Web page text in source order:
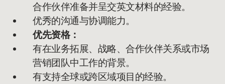
合作伙伴准备并呈交英文材料的经验。
优秀的沟通与协调能力。
优先资格：
有在业务拓展、战略、合作伙伴关系或市场
营销团队中工作的背景。
有支持全球或跨区域项目的经验。